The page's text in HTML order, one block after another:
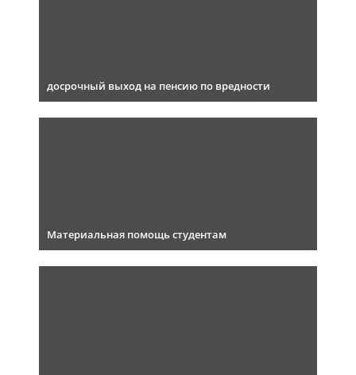
досрочный выход на пенсию по вредности
Материальная помощь студентам